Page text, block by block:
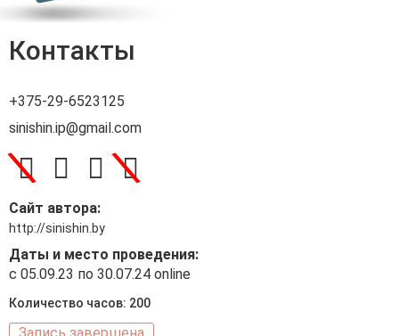
Контакты
+375-29-6523125
sinishin.ip@gmail.com
\ \
Сайт автора:
http://sinishin.by
Даты и место проведения:
с 05.09.23 по 30.07.24 online
Количество часов: 200